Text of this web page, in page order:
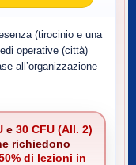
(tirocinio e una
operative (città)
all’organizzazione
e 30 CFU (All. 2)
richiedono
di lezioni in